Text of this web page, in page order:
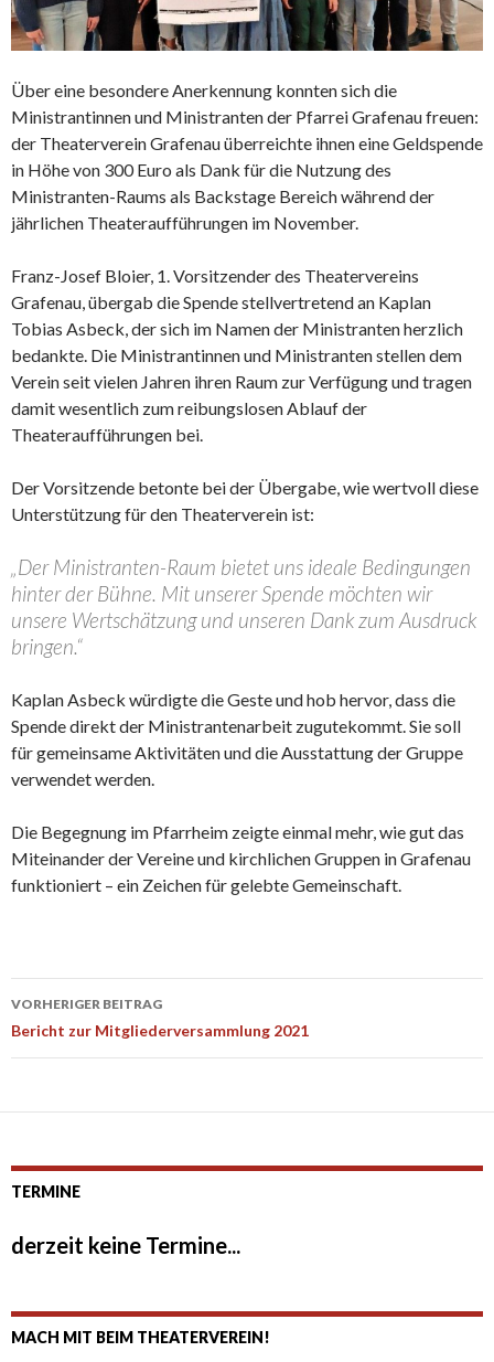
Über eine besondere Anerkennung konnten sich die
Ministrantinnen und Ministranten der Pfarrei Grafenau freuen:
der Theaterverein Grafenau überreichte ihnen eine Geldspende
in Höhe von 300 Euro als Dank für die Nutzung des
Ministranten-Raums als Backstage Bereich während der
jährlichen Theateraufführungen im November.
Franz-Josef Bloier, 1. Vorsitzender des Theatervereins
Grafenau, übergab die Spende stellvertretend an Kaplan
Tobias Asbeck, der sich im Namen der Ministranten herzlich
bedankte. Die Ministrantinnen und Ministranten stellen dem
Verein seit vielen Jahren ihren Raum zur Verfügung und tragen
damit wesentlich zum reibungslosen Ablauf der
Theateraufführungen bei.
Der Vorsitzende betonte bei der Übergabe, wie wertvoll diese
Unterstützung für den Theaterverein ist:
„Der Ministranten-Raum bietet uns ideale Bedingungen
hinter der Bühne. Mit unserer Spende möchten wir
unsere Wertschätzung und unseren Dank zum Ausdruck
bringen.“
Kaplan Asbeck würdigte die Geste und hob hervor, dass die
Spende direkt der Ministrantenarbeit zugutekommt. Sie soll
für gemeinsame Aktivitäten und die Ausstattung der Gruppe
verwendet werden.
Die Begegnung im Pfarrheim zeigte einmal mehr, wie gut das
Miteinander der Vereine und kirchlichen Gruppen in Grafenau
funktioniert – ein Zeichen für gelebte Gemeinschaft.
Beitrags-
Navigation
VORHERIGER BEITRAG
Bericht zur Mitgliederversammlung 2021
TERMINE
derzeit keine Termine...
MACH MIT BEIM THEATERVEREIN!